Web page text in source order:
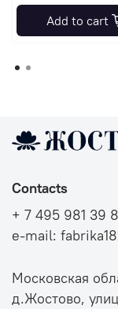
Add to cart
Contacts
+ 7 495 981 39
e-mail:
Московская
д.Жостово,